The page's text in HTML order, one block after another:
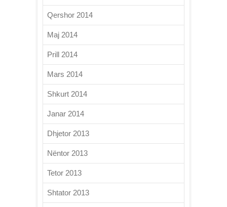
Qershor 2014
Maj 2014
Prill 2014
Mars 2014
Shkurt 2014
Janar 2014
Dhjetor 2013
Nëntor 2013
Tetor 2013
Shtator 2013